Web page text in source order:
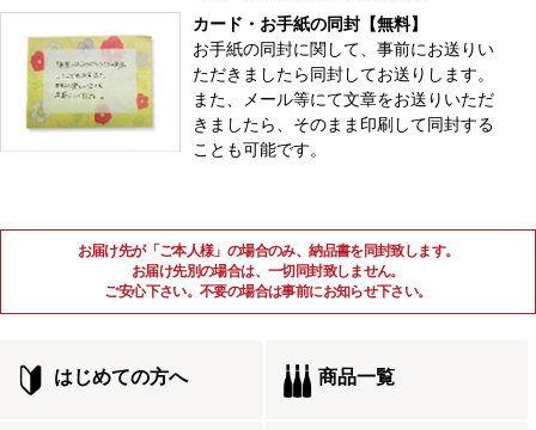
カード・お手紙の同封【無料】
お手紙の同封に関して、事前にお送りい
ただきましたら同封してお送りします。
また、メール等にて文章をお送りいただ
きましたら、そのまま印刷して同封する
ことも可能です。
お届け先が「ご本人様」の場合のみ、納品書を同封致します。
お届け先別の場合は、一切同封致しません。
ご安心下さい。不要の場合は事前にお知らせ下さい。
はじめての方へ 商品一覧